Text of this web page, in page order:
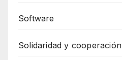
Software
Solidaridad y cooperación